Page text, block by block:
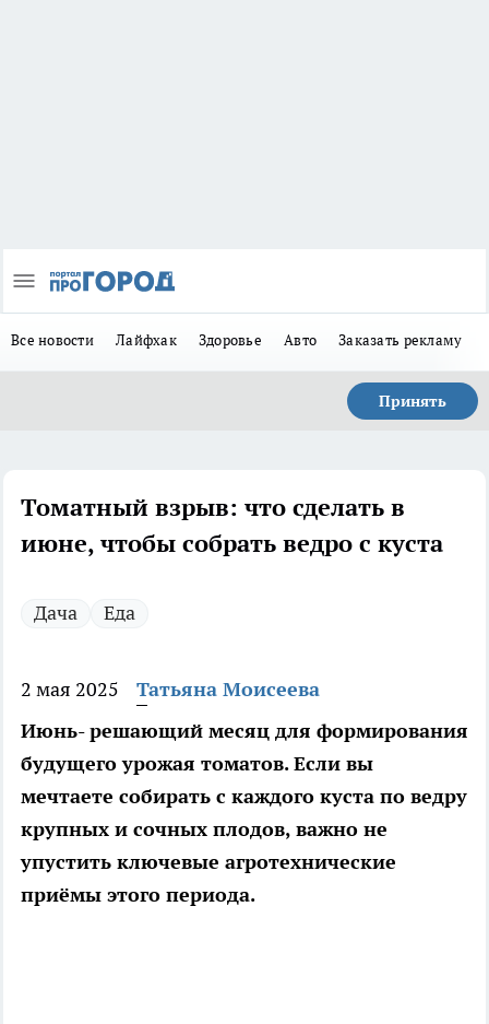
Все новости Лайфхак Здоровье Авто Заказать рекламу
Принять
Томатный взрыв: что сделать в
июне, чтобы собрать ведро с куста
Дача Еда
2 мая 2025
Татьяна Моисеева
Июнь- решающий месяц для формирования
будущего урожая томатов. Если вы
мечтаете собирать с каждого куста по ведру
крупных и сочных плодов, важно не
упустить ключевые агротехнические
приёмы этого периода.